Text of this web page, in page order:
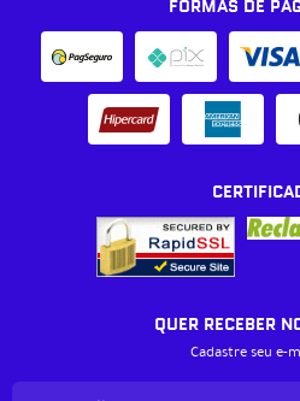
FORMAS DE
QUER RECEBER
Cadastre seu e-